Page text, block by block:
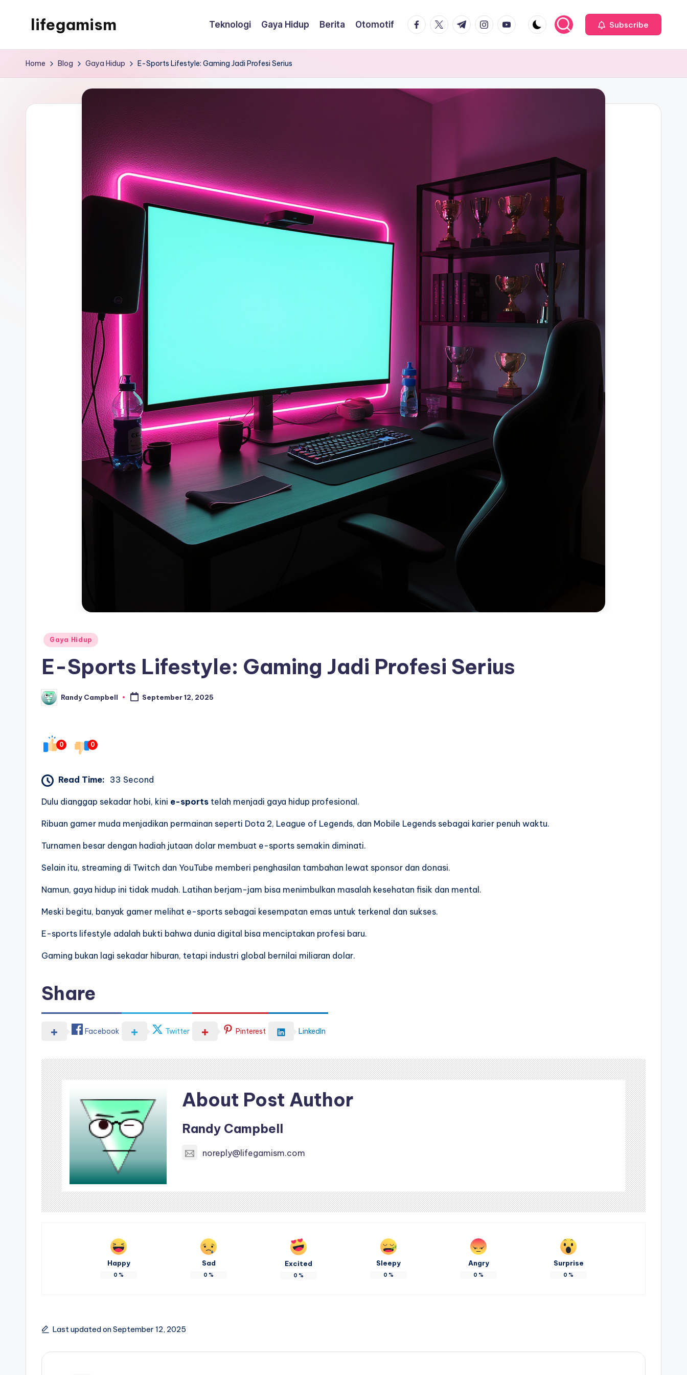
lifegamism Teknologi Gaya Hidup Berita Otomotif facebook.com
twitter.com
t.me instagram.com
youtube.com Subscribe
Home Blog Gaya Hidup E-Sports Lifestyle: Gaming Jadi Profesi Serius
Posted
Gaya Hidup
E-Sports Lifestyle: Gaming Jadi Profesi Serius
Posted
by
Randy Campbell September 12, 2025
0 0
Read Time: 33 Second
Dulu dianggap sekadar hobi, kini e-sports telah menjadi gaya hidup profesional.
Ribuan gamer muda menjadikan permainan seperti Dota 2, League of Legends, dan Mobile Legends sebagai karier penuh waktu.
Turnamen besar dengan hadiah jutaan dolar membuat e-sports semakin diminati.
Selain itu, streaming di Twitch dan YouTube memberi penghasilan tambahan lewat sponsor dan donasi.
Namun, gaya hidup ini tidak mudah. Latihan berjam-jam bisa menimbulkan masalah kesehatan fisik dan mental.
Meski begitu, banyak gamer melihat e-sports sebagai kesempatan emas untuk terkenal dan sukses.
E-sports lifestyle adalah bukti bahwa dunia digital bisa menciptakan profesi baru.
Gaming bukan lagi sekadar hiburan, tetapi industri global bernilai miliaran dolar.
Share
Facebook Twitter Pinterest LinkedIn
About Post Author
Randy Campbell
noreply@lifegamism.com
Happy
0 %
Sad
0 %
Excited
0 %
Sleepy
0 %
Angry
0 %
Surprise
0 %
Last updated on September 12, 2025